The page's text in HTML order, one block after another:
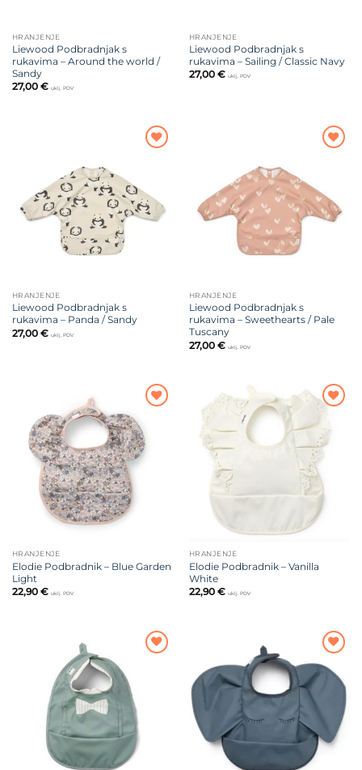
HRANJENJE
Liewood Podbradnjak s
rukavima – Around the world /
Sandy
27,00 € uklj. PDV
HRANJENJE
Liewood Podbradnjak s
rukavima – Sailing / Classic Navy
27,00 € uklj. PDV
HRANJENJE
Liewood Podbradnjak s
rukavima – Panda / Sandy
27,00 € uklj. PDV
HRANJENJE
Liewood Podbradnjak s
rukavima – Sweethearts / Pale
Tuscany
27,00 € uklj. PDV
Dodajte
na listu
želja
HRANJENJE
Elodie Podbradnik – Blue Garden
Light
22,90 € uklj. PDV
na listu
želja
HRANJENJE
Elodie Podbradnik – Vanilla
White
22,90 € uklj. PDV
Dodajte
na listu